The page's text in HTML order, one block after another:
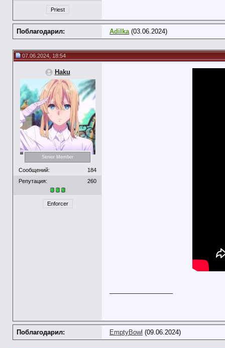
Priest
Поблагодарил: Adilka(03.06.2024)
07.06.2024, 18:54
Haku
Senior Member
Сообщений:
184
Репутация:
260
Enforcer
Поблагодарил: EmptyBowl (09.06.2024)